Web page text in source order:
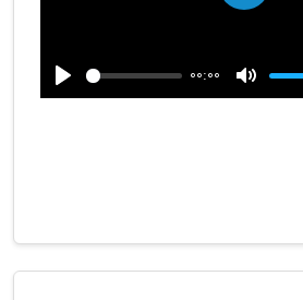
پخش
00:00
بی
پخش